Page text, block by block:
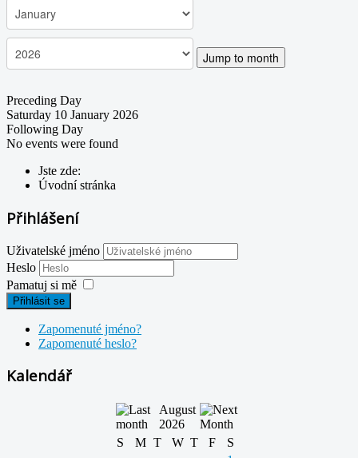
Jump to month
Preceding Day
Saturday 10 January 2026
Following Day
No events were found
Jste zde:
Úvodní stránka
Přihlášení
Uživatelské jméno
Heslo
Pamatuj si mě
Přihlásit se
Zapomenuté jméno?
Zapomenuté heslo?
Kalendář
August
2026
S
M T W T F
S